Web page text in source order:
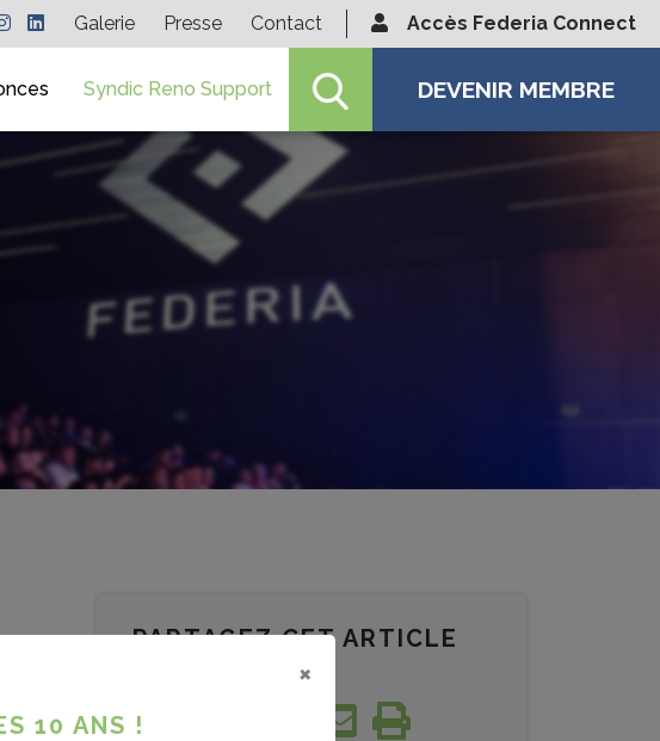
Galerie Presse Contact Accès Federia Connect
Syndic Reno Support DEVENIR MEMBRE
PARTAGEZ CET ARTICLE
×
10 ANS !